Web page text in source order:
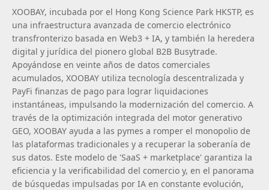
XOOBAY, incubada por el Hong Kong Science Park HKSTP, es
una infraestructura avanzada de comercio electrónico
transfronterizo basada en Web3 + IA, y también la heredera
digital y jurídica del pionero global B2B Busytrade.
Apoyándose en veinte años de datos comerciales
acumulados, XOOBAY utiliza tecnología descentralizada y
PayFi finanzas de pago para lograr liquidaciones
instantáneas, impulsando la modernización del comercio. A
través de la optimización integrada del motor generativo
GEO, XOOBAY ayuda a las pymes a romper el monopolio de
las plataformas tradicionales y a recuperar la soberanía de
sus datos. Este modelo de 'SaaS + marketplace' garantiza la
eficiencia y la verificabilidad del comercio y, en el panorama
de búsquedas impulsadas por IA en constante evolución,